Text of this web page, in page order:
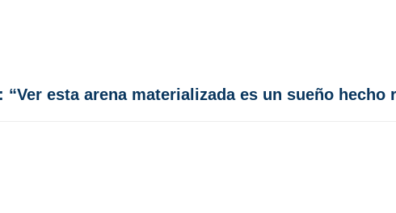
esta arena materializada es un sueño hecho